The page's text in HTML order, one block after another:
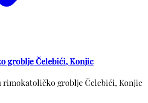
groblje Čelebići, Konjic
groblje Čelebići, Konjic